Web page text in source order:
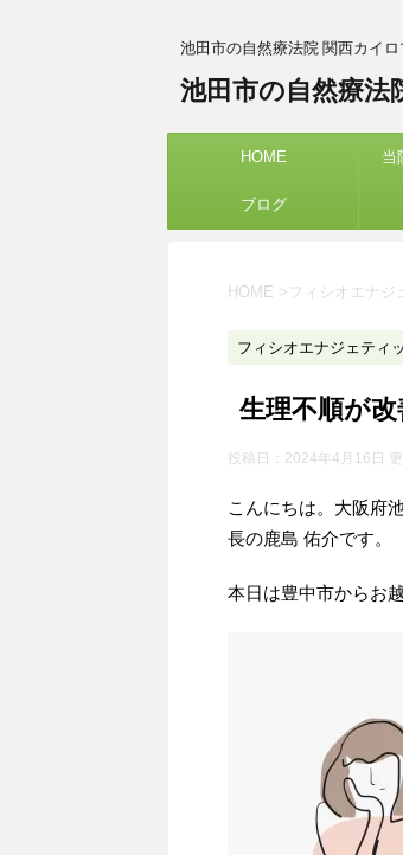
池田市の自然療法院 関西カイ
池田市の自然療
HOME 当
ブログ
HOME > フィシオエナジ
フィシオエナジェティ
生理不順が
投稿日：2024年4月16日 更
こんにちは。大阪府
長の鹿島 佑介です。
本日は豊中市からお越